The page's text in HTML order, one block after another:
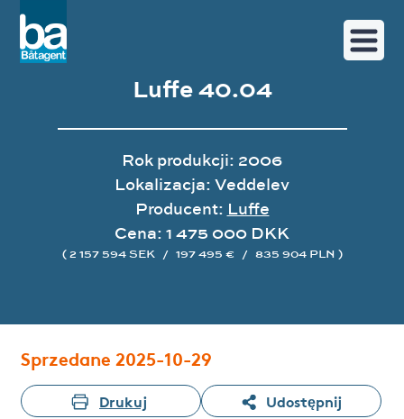
Luffe 40.04
Rok produkcji: 2006
Lokalizacja: Veddelev
Producent: Luffe
Cena: 1 475 000 DKK
( 2 157 594 SEK / 197 495 € / 835 904 PLN )
Sprzedane 2025-10-29
Drukuj Udostępnij